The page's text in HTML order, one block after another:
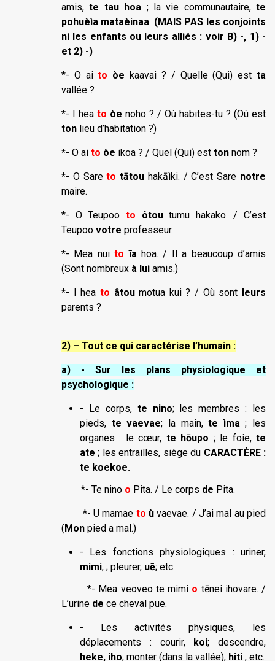
amis,te tau hoa ; la vie communautaire, te
pohuèìa mataèinaa. (MAIS PAS les conjoints
ni les enfants ou leurs alliés : voir B) -, 1) -
et 2) -)
*- O aito òe kaavai ? / Quelle (Qui) estta
vallée ?
*- I hea to òe noho ? / Où habites-tu ? (Où est
ton lieu d’habitation ?)
*- O ai to òe ikoa ? / Quel (Qui) est ton nom ?
*- O Sareto tātou hakāìki. / C’est Sare notre
maire.
*- O Teupoo to ôtoutumu hakako. / C’est
Teupoo votre professeur.
*- Mea nuito īahoa. / Il a beaucoup d’amis
(Sont nombreux à lui amis.)
*- I hea to âtoumotua kui ? / Où sont leurs
parents ?
2) – Tout ce qui caractérise l’humain :
a) - Sur les plans physiologique et
psychologique :
- Le corps, te nino; les membres : les
pieds, te vaevae; la main,te ìma; les
organes : le cœur, te hōupo ; le foie,te
ate ; les entrailles, siège du CARACTÈRE :
te koekoe.
*- Te nino o Pita. / Le corps de Pita.
*- U mamae to ù vaevae. / J’ai mal au pied
(Mon pied a mal.)
- Les fonctions physiologiques : uriner,
mimi, ; pleurer, uē; etc.
*- Mea veoveo te mimi o tēnei ihovare. /
L’urine de ce cheval pue.
- Les activités physiques, les
déplacements : courir, koi; descendre,
heke, iho; monter (dans la vallée), hiti ; etc.